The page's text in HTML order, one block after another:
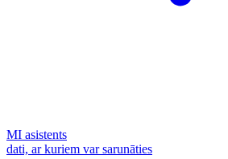
MI asistents
dati, ar kuriem var sarunāties